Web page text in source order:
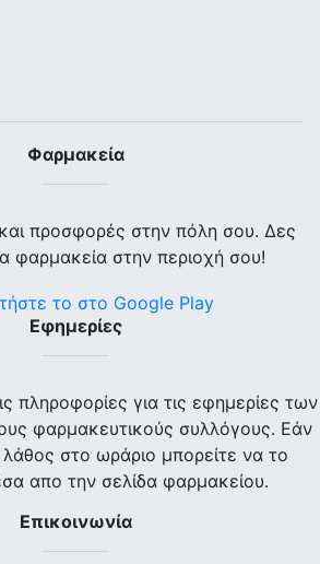
Φαρμακεία
προσφορές στην πόλη σου. Δες
φαρμακεία στην περιοχή σου!
Εφημερίες
πληροφορίες για τις εφημερίες των
φαρμακευτικούς συλλόγους. Εάν
στο ωράριο μπορείτε να το
απο την σελίδα φαρμακείου.
Επικοινωνία